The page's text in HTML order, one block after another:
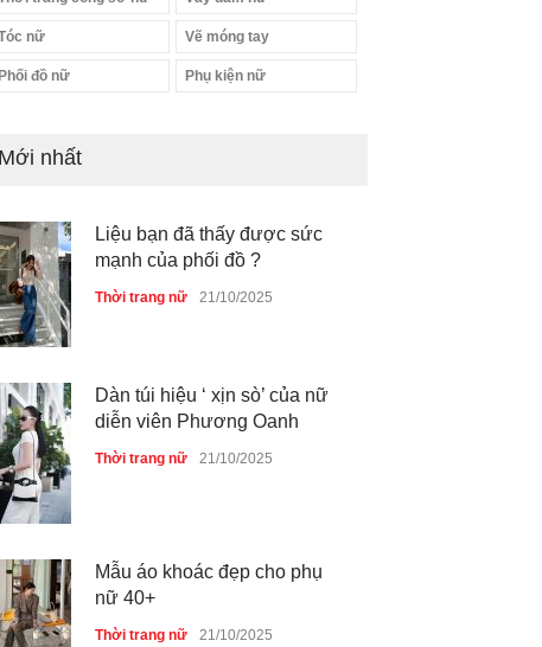
nữ Vẽ móng tay
Phối đồ nữ Phụ kiện nữ
Mới nhất
Liệu bạn đã thấy được sức
mạnh của phối đồ ?
Thời trang nữ 21/10/2025
Dàn túi hiệu ‘ xịn sò’ của nữ
diễn viên Phương Oanh
Thời trang nữ 21/10/2025
Mẫu áo khoác đẹp cho phụ
nữ 40+
Thời trang nữ 21/10/2025